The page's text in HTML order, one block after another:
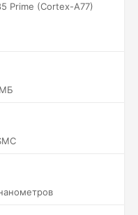
Prime (Cortex-A77)